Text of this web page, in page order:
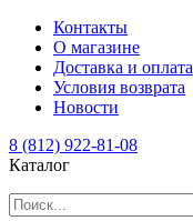
Контакты
О магазине
Доставка и оплата
Условия возврата
Новости
8 (812) 922-81-08
Каталог